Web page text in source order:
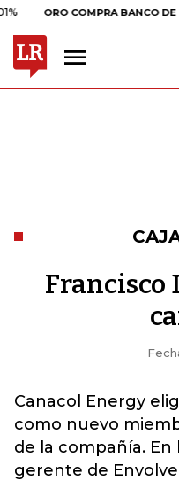
ORO COMPRA BANCO DE LA
Francisco
Canacol Energy
como nuevo
de la compañía. En
gerente de